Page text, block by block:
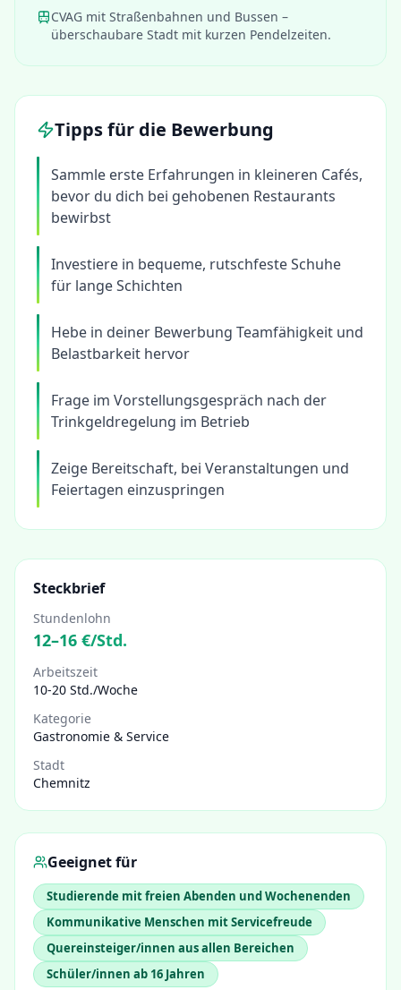
CVAG mit Straßenbahnen und Bussen –
überschaubare Stadt mit kurzen Pendelzeiten.
Tipps für die Bewerbung
Sammle erste Erfahrungen in kleineren Cafés,
bevor du dich bei gehobenen Restaurants
bewirbst
Investiere in bequeme, rutschfeste Schuhe
für lange Schichten
Hebe in deiner Bewerbung Teamfähigkeit und
Belastbarkeit hervor
Frage im Vorstellungsgespräch nach der
Trinkgeldregelung im Betrieb
Zeige Bereitschaft, bei Veranstaltungen und
Feiertagen einzuspringen
Steckbrief
Stundenlohn
12–16 €/Std.
Arbeitszeit
10-20 Std./Woche
Kategorie
Gastronomie & Service
Stadt
Chemnitz
Geeignet für
Studierende mit freien Abenden und Wochenenden
Kommunikative Menschen mit Servicefreude
Quereinsteiger/innen aus allen Bereichen
Schüler/innen ab 16 Jahren